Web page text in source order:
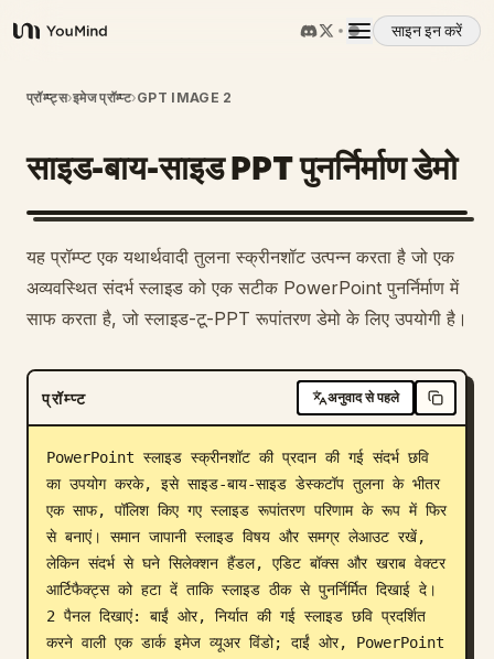
YouMind
साइन इन करें
अवलोकन
उपयोग के मामले
प्रॉम्प्ट
मूल्य निर्धारण
डाउनलोड
ब्लॉग
अपडेट
प्रॉम्प्ट्स›इमेज प्रॉम्प्ट›GPT IMAGE 2
साइड-बाय-साइड PPT पुनर्निर्माण डेमो
यह प्रॉम्प्ट एक यथार्थवादी तुलना स्क्रीनशॉट उत्पन्न करता है जो एक
अव्यवस्थित संदर्भ स्लाइड को एक सटीक PowerPoint पुनर्निर्माण में
साफ करता है, जो स्लाइड-टू-PPT रूपांतरण डेमो के लिए उपयोगी है।
प्रॉम्प्ट अनुवाद से पहले
PowerPoint स्लाइड स्क्रीनशॉट की प्रदान की गई संदर्भ छवि
का उपयोग करके, इसे साइड-बाय-साइड डेस्कटॉप तुलना के भीतर
एक साफ, पॉलिश किए गए स्लाइड रूपांतरण परिणाम के रूप में फिर
से बनाएं। समान जापानी स्लाइड विषय और समग्र लेआउट रखें,
लेकिन संदर्भ से घने सिलेक्शन हैंडल, एडिट बॉक्स और खराब वेक्टर
आर्टिफैक्ट्स को हटा दें ताकि स्लाइड ठीक से पुनर्निर्मित दिखाई दे।
2 पैनल दिखाएं: बाईं ओर, निर्यात की गई स्लाइड छवि प्रदर्शित
करने वाली एक डार्क इमेज व्यूअर विंडो; दाईं ओर, PowerPoint